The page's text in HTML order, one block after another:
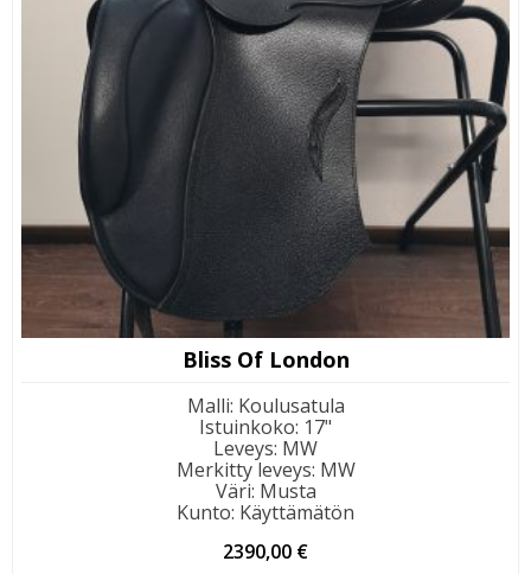
Bliss Of London
Malli: Koulusatula
Istuinkoko: 17"
Leveys: MW
Merkitty leveys: MW
Väri: Musta
Kunto: Käyttämätön
2390,00 €